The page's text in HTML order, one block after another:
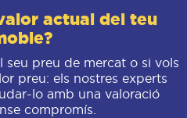
actual del teu
seu preu de mercat o si vols
preu: els nostres experts
lo amb una valoració
compromís.